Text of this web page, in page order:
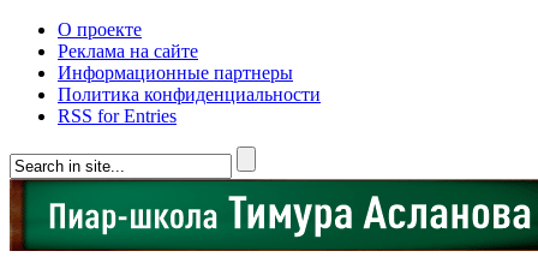
О проекте
Реклама на сайте
Информационные партнеры
Политика конфиденциальности
RSS for Entries